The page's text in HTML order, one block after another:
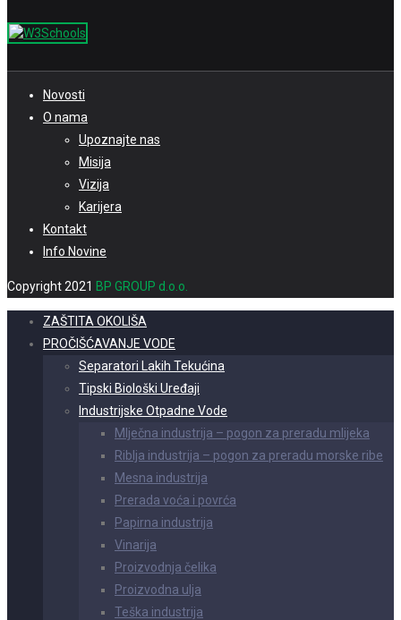
Novosti
O nama
Upoznajte nas
Misija
Vizija
Karijera
Kontakt
Info Novine
Copyright 2021 BP GROUP d.o.o.
ZAŠTITA OKOLIŠA
PROČIŠĆAVANJE VODE
Separatori Lakih Tekućina
Tipski Biološki Uređaji
Industrijske Otpadne Vode
Mlječna industrija – pogon za preradu mlijeka
Riblja industrija – pogon za preradu morske ribe
Mesna industrija
Prerada voća i povrća
Papirna industrija
Vinarija
Proizvodnja čelika
Proizvodna ulja
Teška industrija